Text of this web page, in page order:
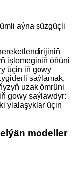
aýna süzgüçli
işlemeginiň öňüni
üçin iň gowy
saýlamak,
uzak ömrüni
gowy saýlawdyr:
ylalaşyklar üçin
modeller